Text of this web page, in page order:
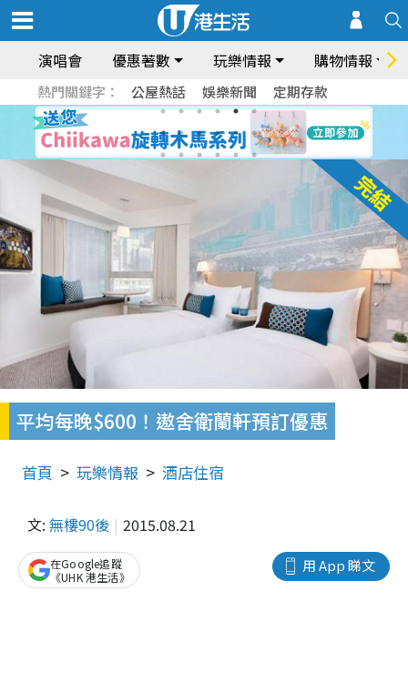
演唱會 優惠著數 玩樂情報 購物情報
熱門關鍵字： 公屋熱話 娛樂新聞 定期存款
平均每晚$600！遨舍衛蘭軒預訂優惠
首頁 玩樂情報 酒店住宿
文: 無樓90後 2015.08.21
用 App 睇文
在Google追蹤
《UHK 港生活》